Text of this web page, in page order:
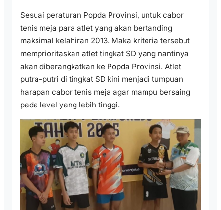
Sesuai peraturan Popda Provinsi, untuk cabor
tenis meja para atlet yang akan bertanding
maksimal kelahiran 2013. Maka kriteria tersebut
memprioritaskan atlet tingkat SD yang nantinya
akan diberangkatkan ke Popda Provinsi. Atlet
putra-putri di tingkat SD kini menjadi tumpuan
harapan cabor tenis meja agar mampu bersaing
pada level yang lebih tinggi.